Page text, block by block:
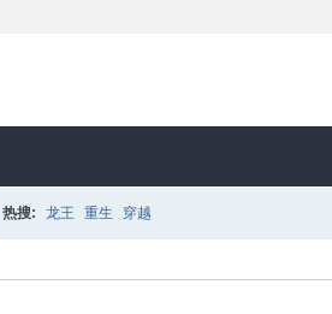
热搜: 龙王 重生 穿越